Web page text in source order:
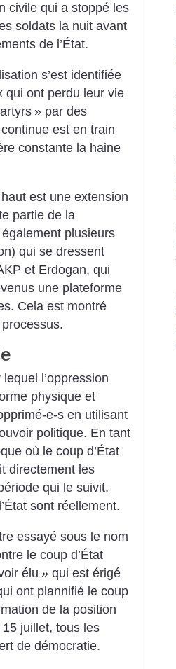
civile qui a stoppé les
soldats la nuit avant
de l’État.
s’est identifiée
qui ont perdu leur vie
» par des
est en train
constante la haine
est une extension
partie de la
plusieurs
qui se dressent
et Erdogan, qui
une plateforme
Cela est montré
l’oppression
physique et
e-s en utilisant
politique. En tant
où le coup d’État
directement les
qui le suivit,
sont réellement.
essayé sous le nom
le coup d’État
élu » qui est érigé
ont plannifié le coup
de la position
15 juillet, tous les
de démocratie.